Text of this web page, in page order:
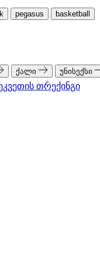
pegasus basketball
ქალი უნისექსი
თრექინგი